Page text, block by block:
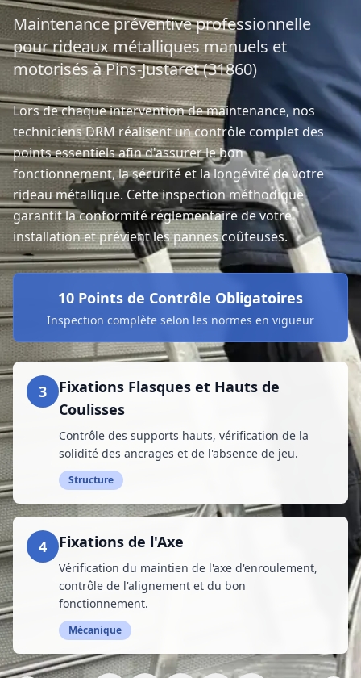
Maintenance préventive professionnelle
pour rideaux métalliques manuels et
motorisés à Pins-Justaret (31860)
Lors de chaque intervention de maintenance, nos
techniciens DRM réalisent un contrôle complet des
points essentiels afin d'assurer le bon
fonctionnement, la sécurité et la longévité de votre
rideau métallique. Cette inspection méthodique
garantit la conformité réglementaire de votre
installation et prévient les pannes coûteuses.
10 Points de Contrôle Obligatoires
Inspection complète selon les normes en vigueur
3
Fixations Flasques et Hauts de
Coulisses
Contrôle des supports hauts, vérification de la
solidité des ancrages et de l'absence de jeu.
Structure
4 Fixations de l'Axe
Vérification du maintien de l'axe d'enroulement,
contrôle de l'alignement et du bon
fonctionnement.
Mécanique